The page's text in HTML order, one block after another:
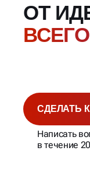
ОТ
СДЕЛАТЬ
Написать
в течение